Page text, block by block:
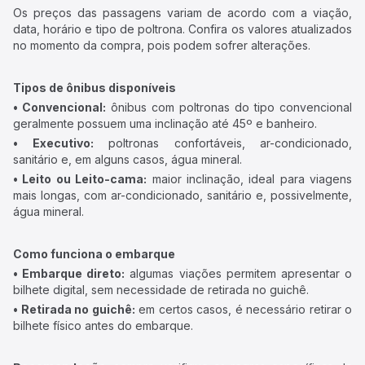
Os preços das passagens variam de acordo com a viação,
data, horário e tipo de poltrona. Confira os valores atualizados
no momento da compra, pois podem sofrer alterações.
Tipos de ônibus disponíveis
• Convencional: ônibus com poltronas do tipo convencional
geralmente possuem uma inclinação até 45º e banheiro.
• Executivo: poltronas confortáveis, ar-condicionado,
sanitário e, em alguns casos, água mineral.
• Leito ou Leito-cama: maior inclinação, ideal para viagens
mais longas, com ar-condicionado, sanitário e, possivelmente,
água mineral.
Como funciona o embarque
• Embarque direto: algumas viações permitem apresentar o
bilhete digital, sem necessidade de retirada no guichê.
• Retirada no guichê: em certos casos, é necessário retirar o
bilhete físico antes do embarque.